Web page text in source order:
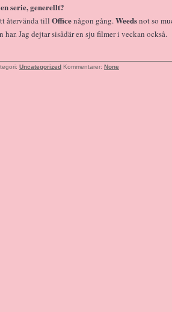
serie, generellt?
återvända till Officenågon gång. Weedsnot so
har. Jag dejtar sisådär en sju filmer i veckan också.
Uncategorized Kommentarer: None